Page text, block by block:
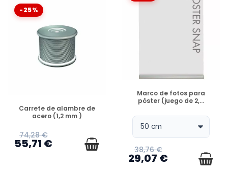
-25%
DISPONIBLE
Carrete de alambre de
acero (1,2 mm )
74,28 €
55,71 €
DISPONIBLE
Marco de fotos para
póster (juego de 2,...
38,76 €
29,07 €